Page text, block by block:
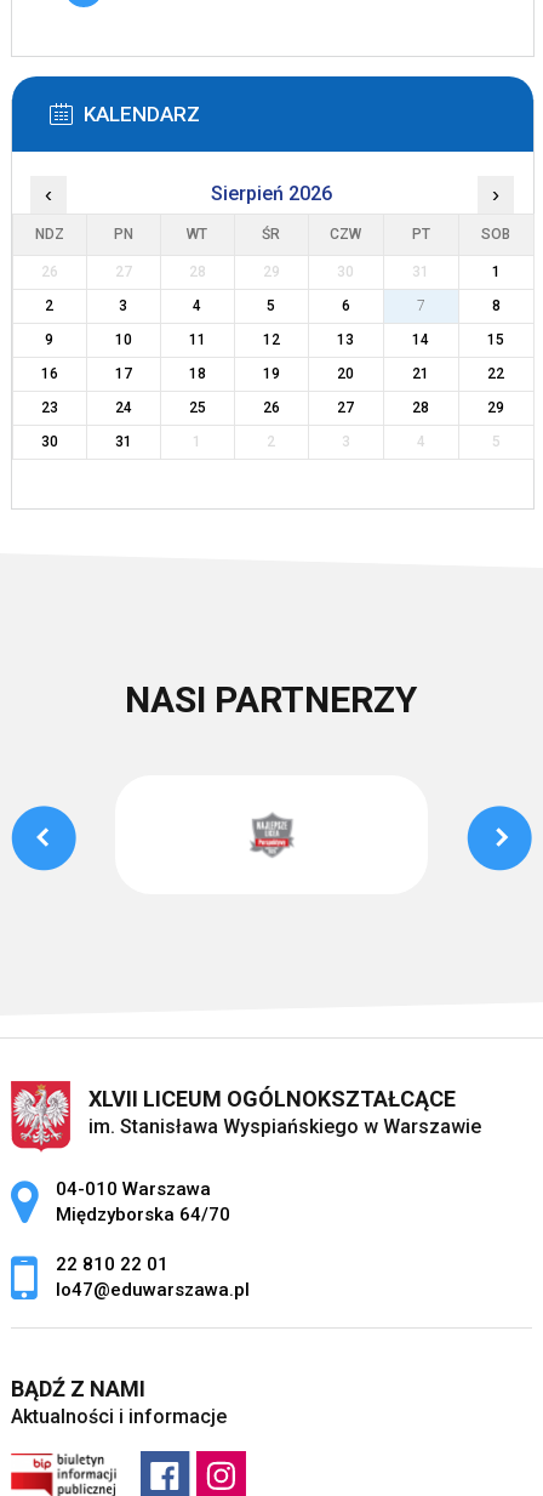
KALENDARZ
‹ Sierpień 2026 ›
NDZ PN WT ŚR CZW PT SOB
26 27 28 29 30 31
1
2
3 4 5 6 7
8
9
10 11 12 13 14
15
16
17 18 19 20 21
22
23
24 25 26 27 28
29
30
31 1 2 3 4 5
NASI PARTNERZY
XLVII LICEUM OGÓLNOKSZTAŁCĄCE
im. Stanisława Wyspiańskiego w Warszawie
Adres pocztowy:
04-010 Warszawa
Międzyborska 64/70
22 810 22 01
lo47@eduwarszawa.pl
BĄDŹ Z NAMI
Aktualności i informacje